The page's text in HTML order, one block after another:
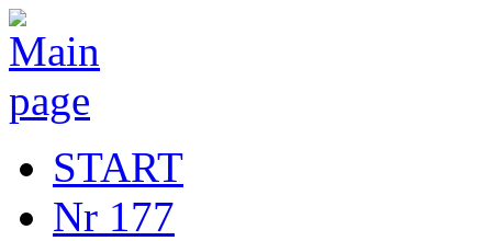
START
Nr 177